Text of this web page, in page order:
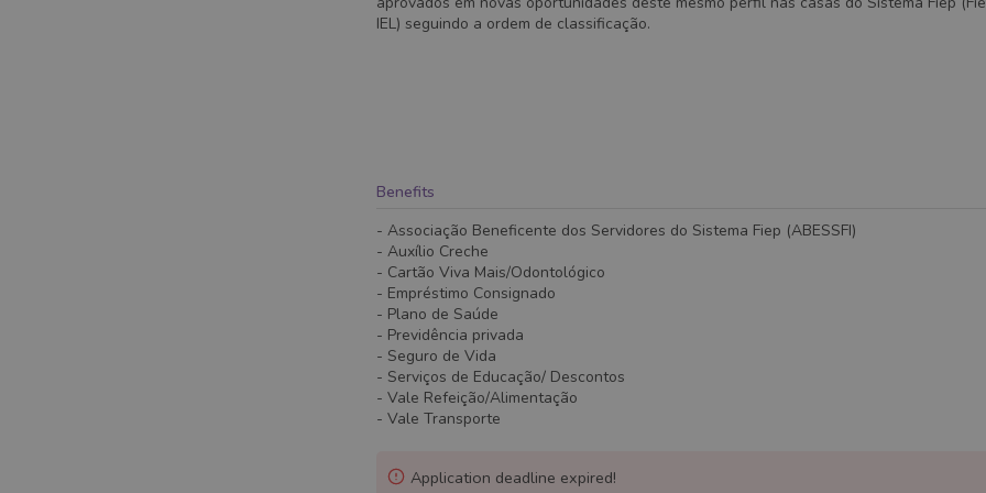
IEL) seguindo a ordem de classificação.
Benefits
- Associação Beneficente dos Servidores do Sistema Fiep (ABESSFI)
- Auxílio Creche
- Cartão Viva Mais/Odontológico
- Empréstimo Consignado
- Plano de Saúde
- Previdência privada
- Seguro de Vida
- Serviços de Educação/ Descontos
- Vale Refeição/Alimentação
- Vale Transporte
Application deadline expired!